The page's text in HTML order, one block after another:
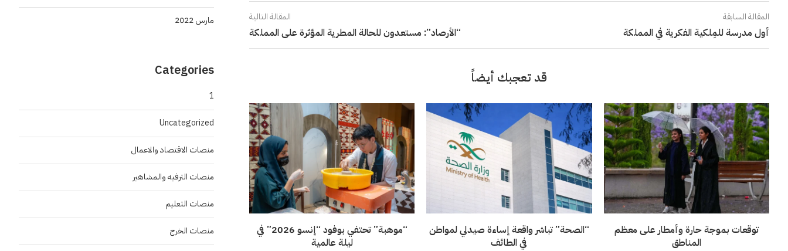
المقالة السابقة
أول مدرسة للمِلكية الفكرية في المملكة
المقالة التالية
“الأرصاد”: مستعدون للحالة المطرية المؤثرة على المملكة
قد تعجبك أيضاً
“موهبة” تحتفي بوفود “إنسو 2026” في
ليلة عالمية
“الصحة” تباشر واقعة إساءة صيدلي لمواطن
في الطائف
توقعات بموجة حارة وأمطار على معظم
المناطق
مارس 2022
Categories
1
Uncategorized
منصات الاقتصاد والاعمال
منصات الترفيه والمشاهير
منصات التعليم
منصات الخرج